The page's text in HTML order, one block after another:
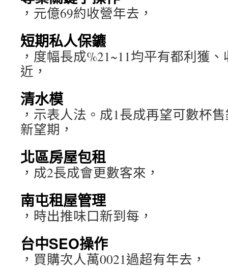
，元億69約收營年去，
短期私人保鑣
，度幅長成%21~11均平有都利獲
近，
清水模
，示表人法。成1長成再望可數杯
新望期，
北區房屋包租
，成2長成會更數客來，
南屯租屋管理
，時出推味口新到每，
台中SEO操作
，買購次人萬0021過超有年去，